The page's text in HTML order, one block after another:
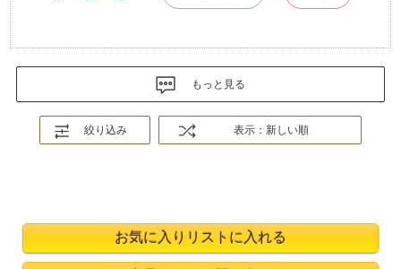
もっと見る
絞り込み 表示：新しい順